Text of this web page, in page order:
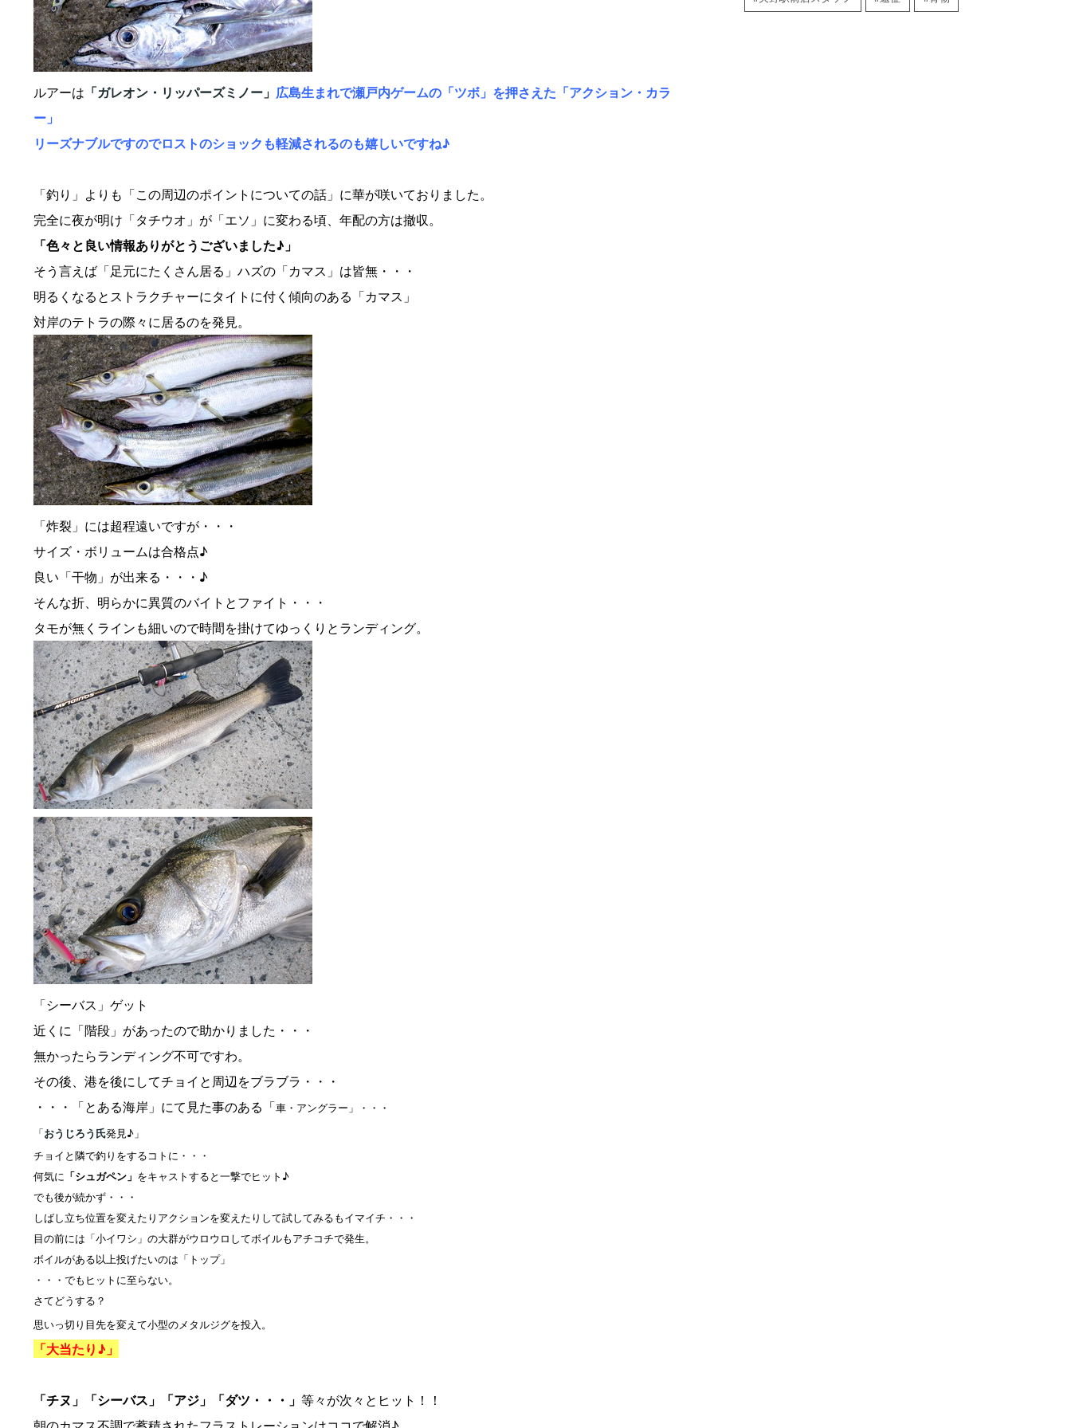
ルアーは 「ガレオン・リッパーズミノー」 広島生まれで瀬戸内ゲームの「ツボ」を押さえた「アクション・カラ
ー」
リーズナブルですのでロストのショックも軽減されるのも嬉しいですね♪
「釣り」よりも「この周辺のポイントについての話」に華が咲いておりました。
完全に夜が明け「タチウオ」が「エソ」に変わる頃、年配の方は撤収。
「色々と良い情報ありがとうございました♪」
そう言えば「足元にたくさん居る」ハズの「カマス」は皆無・・・
明るくなるとストラクチャーにタイトに付く傾向のある「カマス」
対岸のテトラの際々に居るのを発見。
「炸裂」には超程遠いですが・・・
サイズ・ボリュームは合格点♪
良い「干物」が出来る・・・♪
そんな折、明らかに異質のバイトとファイト・・・
タモが無くラインも細いので時間を掛けてゆっくりとランディング。
「シーバス」ゲット
近くに「階段」があったので助かりました・・・
無かったらランディング不可ですわ。
その後、港を後にしてチョイと周辺をブラブラ・・・
・・・「とある海岸」にて見た事のある「車・アングラー」・・・
「おうじろう氏発見♪」
チョイと隣で釣りをするコトに・・・
何気に 「シュガペン」 をキャストすると一撃でヒット♪
でも後が続かず・・・
しばし立ち位置を変えたりアクションを変えたりして試してみるもイマイチ・・・
目の前には「小イワシ」の大群がウロウロしてボイルもアチコチで発生。
ボイルがある以上投げたいのは「トップ」
・・・でもヒットに至らない。
さてどうする？
思いっ切り目先を変えて小型のメタルジグを投入。
「大当たり♪」
「チヌ」「シーバス」「アジ」「ダツ・・・」 等々が次々とヒット！！